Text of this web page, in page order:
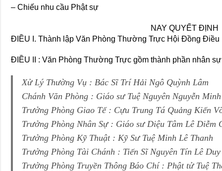
– Chiếu nhu cầu Phật sự
NAY QUYẾT ĐỊNH
ĐIỀU I. Thành lập Văn Phòng Thường Trực Hội Đồng Điều
ĐIỀU II : Văn Phòng Thường Trực gồm thành phần nhân
Xử Lý Thường Vụ : Bác Sĩ Trí Hải Ngô Quỳnh Lâm
Chánh Văn Phòng : Giáo sư Tuệ Nguyên Nguyễn
Trưởng Phòng Giao Tế : Cựu Trung Tá Quảng Kiến
Trưởng Phòng Nhân Sự : Giáo sư Diệu Tâm Lê Diễm
Trưởng Phòng Kỹ Thuật : Kỹ Sư Tuệ Minh Lê Thanh
Trưởng Phòng Tài Chánh : Tiến Sĩ Nguyên Tín Lê
Trưởng Phòng Truyền Thông Báo Chí : Phật tử Tuệ